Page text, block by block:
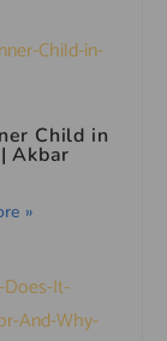
Child in
Akbar
»